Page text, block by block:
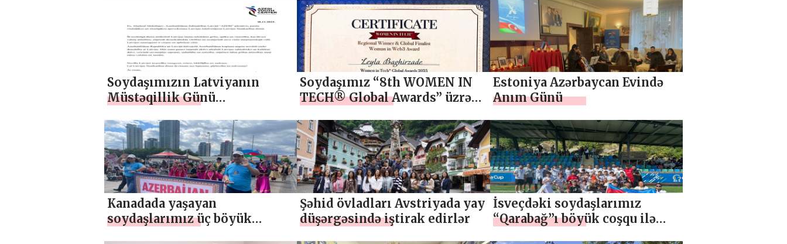
Soydaşımızın Latviyanın
Müstəqillik Günü
Soydaşımız “8th WOMEN IN
TECH® Global Awards” üzrə
Estoniya Azərbaycan Evində
Anım Günü
Kanadada yaşayan
soydaşlarımız üç böyük
Şəhid övladları Avstriyada yay
düşərgəsində iştirak edirlər
İsveçdəki soydaşlarımız
“Qarabağ”ı böyük coşqu ilə